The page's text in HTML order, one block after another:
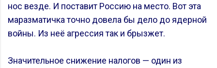
нос везде. И поставит Россию на место. Вот эта
маразматичка точно довела бы дело до ядерной
войны. Из неё агрессия так и брызжет.
Значительное снижение налогов — один из